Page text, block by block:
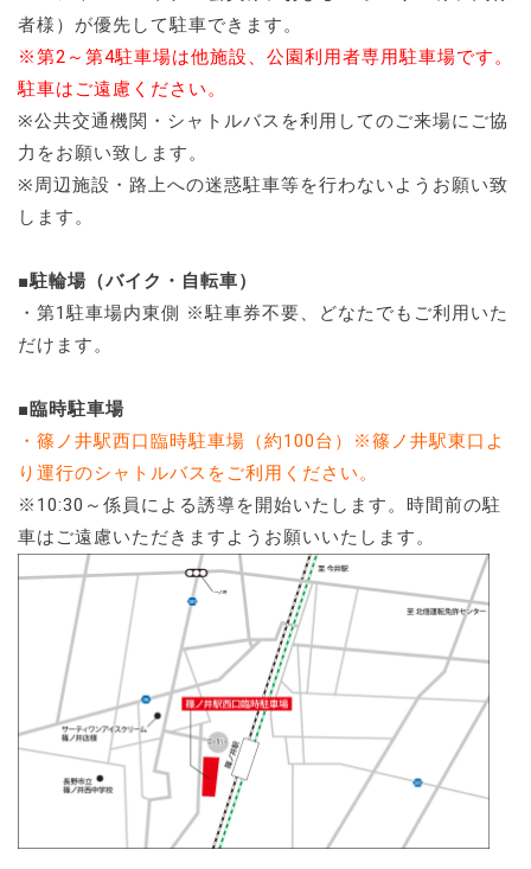
者様）が優先して駐車できます。
※第2～第4駐車場は他施設、公園利用者専用駐車場です。
駐車はご遠慮ください。
※公共交通機関・シャトルバスを利用してのご来場にご協
力をお願い致します。
※周辺施設・路上への迷惑駐車等を行わないようお願い致
します。
■駐輪場（バイク・自転車）
・第1駐車場内東側 ※駐車券不要、どなたでもご利用いた
だけます。
■臨時駐車場
・篠ノ井駅西口臨時駐車場（約100台）※篠ノ井駅東口よ
り運行のシャトルバスをご利用ください。
※10:30～係員による誘導を開始いたします。時間前の駐
車はご遠慮いただきますようお願いいたします。